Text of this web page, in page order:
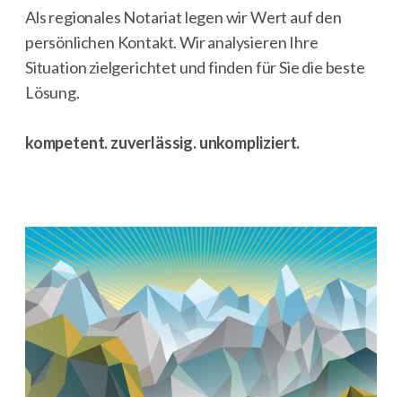
Als regionales Notariat legen wir Wert auf den
persönlichen Kontakt. Wir analysieren Ihre
Situation zielgerichtet und finden für Sie die beste
Lösung.
kompetent. zuverlässig. unkompliziert.